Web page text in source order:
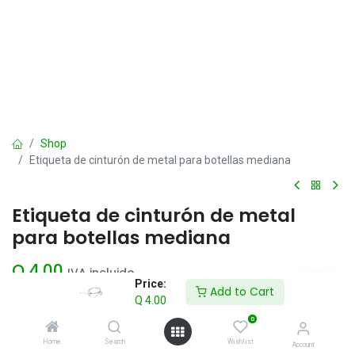
Price:
Q 4.00
Add to Cart
Home Search
0
Wishlist Account
Shop
Etiqueta de cinturón de metal para botellas mediana
Etiqueta de cinturón de metal
para botellas mediana
Q 4.00 IVA incluido
Add to Cart